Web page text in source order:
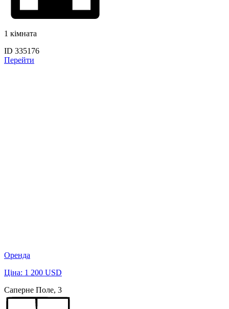
1 кімната
ID 335176
Перейти
Оренда
Ціна: 1 200 USD
Саперне Поле, 3